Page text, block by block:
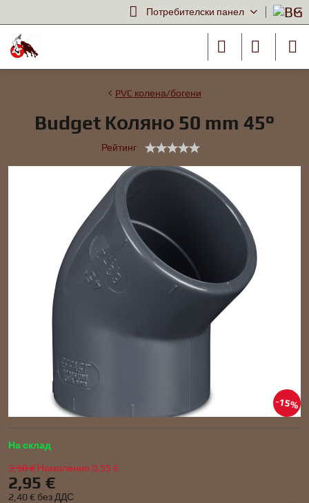
Потребителски панел
15%
PVC колена/богени
Budget Коляно 50 mm 45°
Рейтинг
На склад
3,50 € Намаление 0,55 €
2,95 €
2,40 € без ДДС